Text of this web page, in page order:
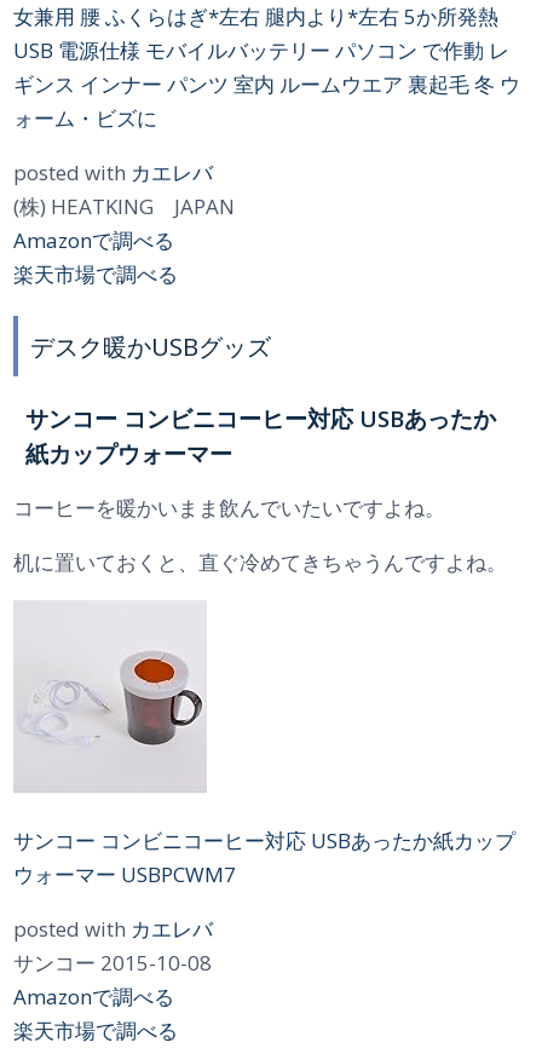
女兼用 腰 ふくらはぎ*左右 腿内より*左右 5か所発熱
USB 電源仕様 モバイルバッテリー パソコン で作動 レ
ギンス インナー パンツ 室内 ルームウエア 裏起毛 冬 ウ
ォーム・ビズに
posted with カエレバ
(株) HEATKING JAPAN
Amazonで調べる
楽天市場で調べる
デスク暖かUSBグッズ
サンコー コンビニコーヒー対応 USBあったか
紙カップウォーマー
コーヒーを暖かいまま飲んでいたいですよね。
机に置いておくと、直ぐ冷めてきちゃうんですよね。
サンコー コンビニコーヒー対応 USBあったか紙カップ
ウォーマー USBPCWM7
posted with カエレバ
サンコー 2015-10-08
Amazonで調べる
楽天市場で調べる